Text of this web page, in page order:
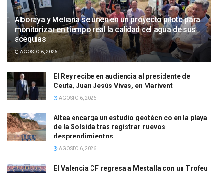
Alboraya y Meliana se unen en un proyecto piloto para
monitorizar en tiempo real la calidad del agua de sus
acequias
AGOSTO 6, 2026
El Rey recibe en audiencia al presidente de
Ceuta, Juan Jesús Vivas, en Marivent
AGOSTO 6, 2026
Altea encarga un estudio geotécnico en la playa
de la Solsida tras registrar nuevos
desprendimientos
AGOSTO 6, 2026
El Valencia CF regresa a Mestalla con un Trofeu